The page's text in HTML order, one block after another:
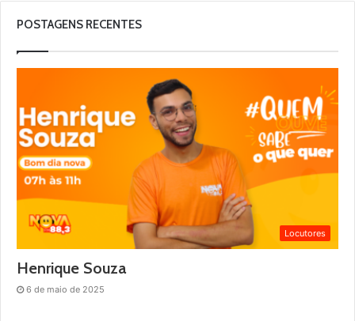
POSTAGENS RECENTES
Locutores
Henrique Souza
6 de maio de 2025